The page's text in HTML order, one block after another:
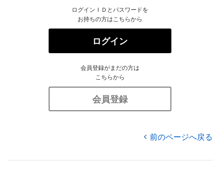
ログインＩＤとパスワードを
お持ちの方はこちらから
ログイン
会員登録がまだの方は
こちらから
会員登録
前のページへ戻る